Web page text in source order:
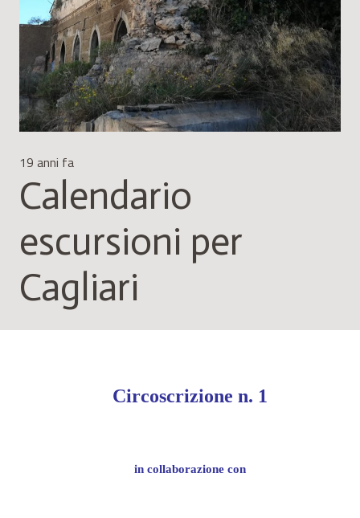
19 anni fa
Calendario
escursioni per
Cagliari
Circoscrizione n. 1
in collaborazione con